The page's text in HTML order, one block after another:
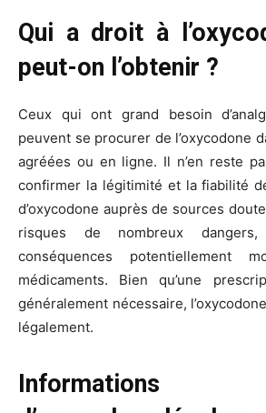
Qui a droit à
peut-on l’obtenir ?
Ceux qui ont grand besoin
peuvent se procurer de l’oxycodone
agréées ou en ligne. Il n’en reste
confirmer la légitimité et la fiabilité
d’oxycodone auprès de sources
risques de nombreux
conséquences potentiellement
médicaments. Bien qu’une
généralement nécessaire,
légalement.
Informations